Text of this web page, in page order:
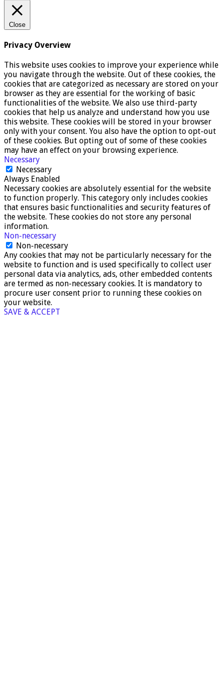
Close
Privacy Overview
This website uses cookies to improve your experience while
you navigate through the website. Out of these cookies, the
cookies that are categorized as necessary are stored on your
browser as they are essential for the working of basic
functionalities of the website. We also use third-party
cookies that help us analyze and understand how you use
this website. These cookies will be stored in your browser
only with your consent. You also have the option to opt-out
of these cookies. But opting out of some of these cookies
may have an effect on your browsing experience.
Necessary
Necessary
Always Enabled
Necessary cookies are absolutely essential for the website
to function properly. This category only includes cookies
that ensures basic functionalities and security features of
the website. These cookies do not store any personal
information.
Non-necessary
Non-necessary
Any cookies that may not be particularly necessary for the
website to function and is used specifically to collect user
personal data via analytics, ads, other embedded contents
are termed as non-necessary cookies. It is mandatory to
procure user consent prior to running these cookies on
your website.
SAVE & ACCEPT